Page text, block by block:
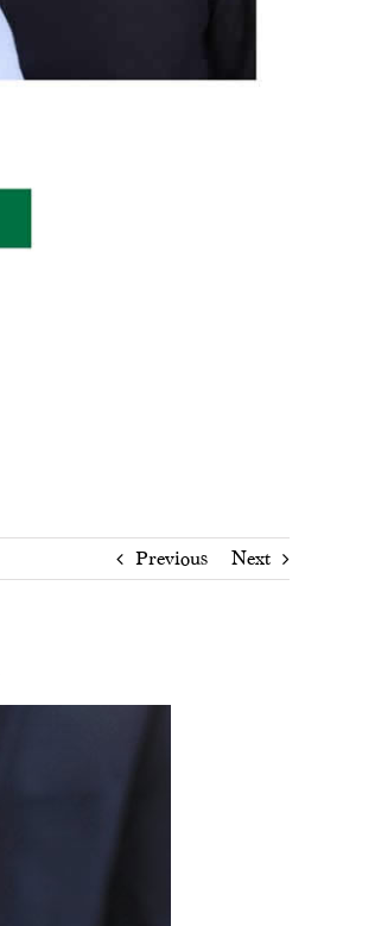
Previous Next